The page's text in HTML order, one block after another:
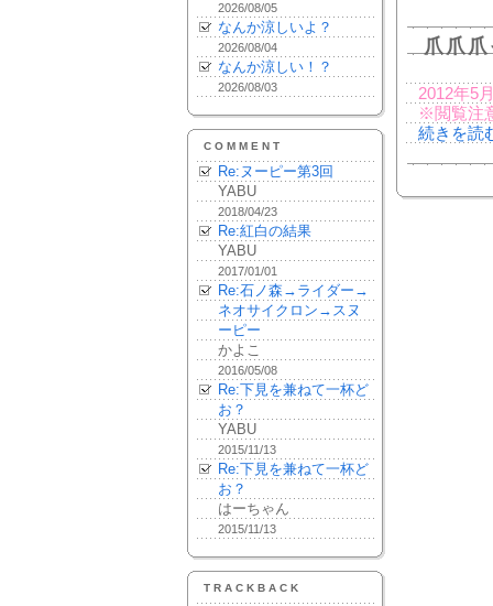
2026/08/05
なんか涼しいよ？
2026/08/04
なんか涼しい！？
2026/08/03
COMMENT
Re:ヌーピー第3回
YABU
2018/04/23
Re:紅白の結果
YABU
2017/01/01
Re:石ノ森→ライダー→
ネオサイクロン→スヌ
ーピー
かよこ
2016/05/08
Re:下見を兼ねて一杯ど
お？
YABU
2015/11/13
Re:下見を兼ねて一杯ど
お？
はーちゃん
2015/11/13
TRACKBACK
爪爪
2012年5
※閲覧注
続きを読